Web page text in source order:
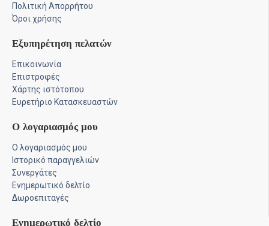
Πολιτική Απορρήτου
Όροι χρήσης
Εξυπηρέτηση πελατών
Επικοινωνία
Επιστροφές
Χάρτης ιστότοπου
Ευρετήριο Κατασκευαστών
Ο λογαριασμός μου
Ο λογαριασμός μου
Ιστορικό παραγγελιών
Συνεργάτες
Ενημερωτικό δελτίο
Δωροεπιταγές
Ενημερωτικό δελτίο